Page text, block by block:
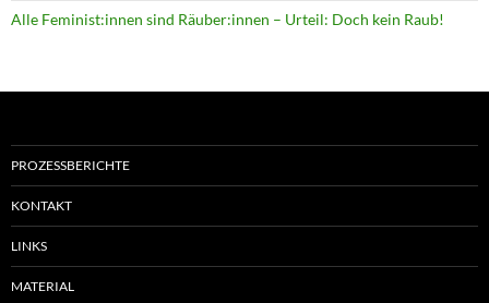
Alle Feminist:innen sind Räuber:innen – Urteil: Doch kein Raub!
PROZESSBERICHTE
KONTAKT
LINKS
MATERIAL